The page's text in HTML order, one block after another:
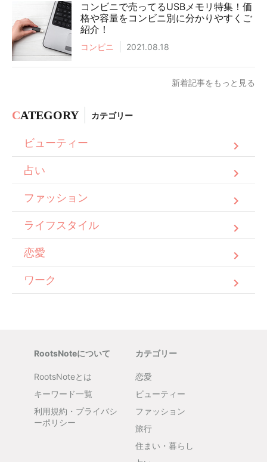
コンビニで売ってるUSBメモリ特集！価
格や容量をコンビニ別に分かりやすくご
紹介！
コンビニ 2021.08.18
新着記事をもっと見る
CATEGORY カテゴリー
ビューティー
占い
ファッション
ライフスタイル
恋愛
ワーク
RootsNoteについて
RootsNoteとは
キーワード一覧
利用規約・プライバシ
ーポリシー
カテゴリー
恋愛
ビューティー
ファッション
旅行
住まい・暮らし